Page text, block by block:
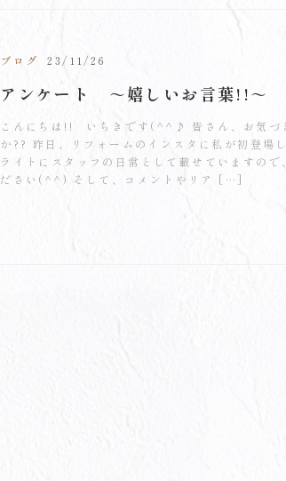
ブログ 23/11/26
アンケート ～嬉しいお言葉!!～
こんにちは!! いちきです(^^♪ 皆さん、お気づ
か?? 昨日、リフォームのインスタに私が初登場
ライトにスタッフの日常として載せていますので
ださい(^^) そして、コメントやリア […]